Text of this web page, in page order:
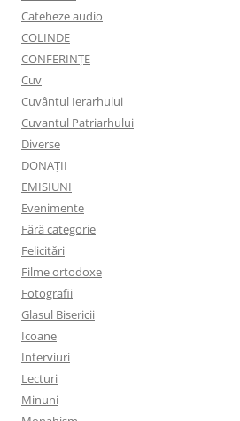
Cateheze audio
COLINDE
CONFERINȚE
Cuv
Cuvântul Ierarhului
Cuvantul Patriarhului
Diverse
DONAȚII
EMISIUNI
Evenimente
Fără categorie
Felicitări
Filme ortodoxe
Fotografii
Glasul Bisericii
Icoane
Interviuri
Lecturi
Minuni